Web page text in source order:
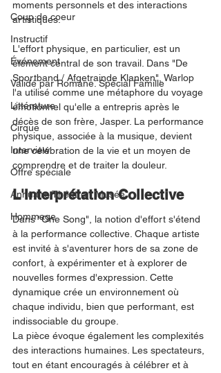
Coup de coeur
Instructif
Événement
Validé par Romane. Spécial Famille
Littérature
Cirque
Interview
Offre spéciale
Annuaire Théâtre - Musée
Hommage
moments personnels et des interactions
artistiques.
L'effort physique, en particulier, est un
élément central de son travail. Dans "De
Sportband / Afgetrainde Klanken", Warlop
l'a utilisé comme une métaphore du voyage
émotionnel qu'elle a entrepris après le
décès de son frère, Jasper. La performance
physique, associée à la musique, devient
une célébration de la vie et un moyen de
comprendre et de traiter la douleur.
L'Interprétation Collective
Dans "One Song", la notion d'effort s'étend
à la performance collective. Chaque artiste
est invité à s'aventurer hors de sa zone de
confort, à expérimenter et à explorer de
nouvelles formes d'expression. Cette
dynamique crée un environnement où
chaque individu, bien que performant, est
indissociable du groupe.
La pièce évoque également les complexités
des interactions humaines. Les spectateurs,
tout en étant encouragés à célébrer et à